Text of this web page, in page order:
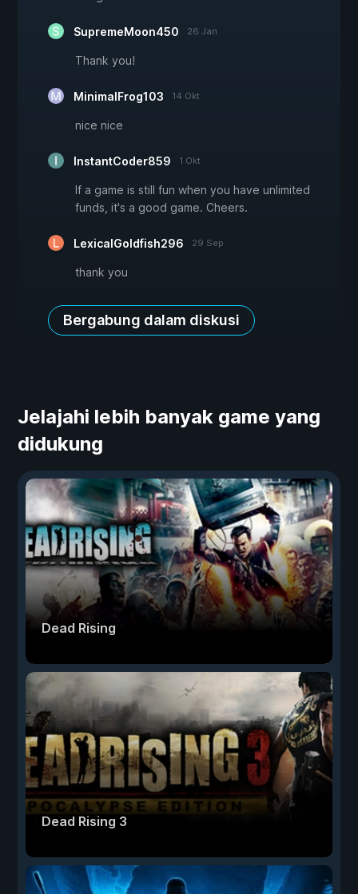
SupremeMoon450 26 Jan
Thank you!
MinimalFrog103 14 Okt
nice nice
InstantCoder859 1 Okt
If a game is still fun when you have unlimited
funds, it's a good game. Cheers.
LexicalGoldfish296 29 Sep
thank you
Bergabung dalam diskusi
Jelajahi lebih banyak game yang
didukung
Dead Rising
Dead Rising 3